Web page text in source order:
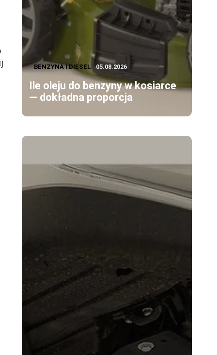
BENZYNA I DIESEL 05.08.2026
Ile oleju do benzyny w kosiarce
— dokładna proporcja